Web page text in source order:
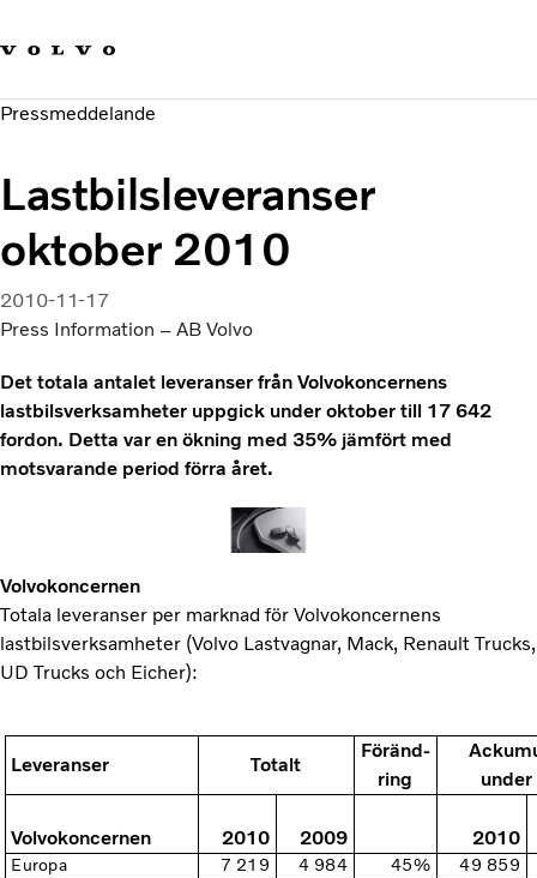
Hållbara transporter
Investerare
Pressmeddelande
Lastbilsleveranser
oktober 2010
2010-11-17
Press Information – AB Volvo
Det totala antalet leveranser från Volvokoncernens
lastbilsverksamheter uppgick under oktober till 17 642
fordon. Detta var en ökning med 35% jämfört med
motsvarande period förra året.
Volvokoncernen
Totala leveranser per marknad för Volvokoncernens
lastbilsverksamheter (Volvo Lastvagnar, Mack, Renault Trucks,
UD Trucks och Eicher):
Leveranser Totalt
Föränd-
ring
Volvokoncernen 2010 2009 2010
Europa 7 219 4 984 45%
49 859